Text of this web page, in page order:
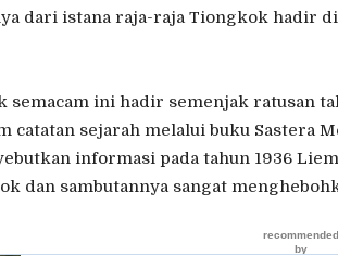
dari istana raja-raja Tiongkok hadir
semacam ini hadir semenjak ratusan
catatan sejarah melalui buku Sastera
informasi pada tahun 1936
dan sambutannya sangat